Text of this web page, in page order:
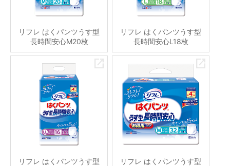
リフレ はくパンツうす型
長時間安心M20枚
リフレ はくパンツうす型
長時間安心L18枚
リフレ はくパンツうす型
リフレ はくパンツうす型